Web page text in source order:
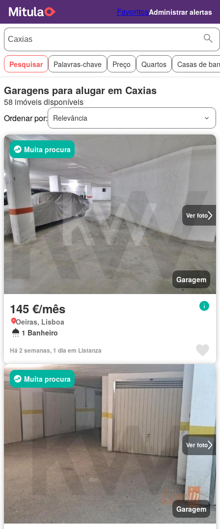
FavoritosAdministrar alertas
Pesquisar Palavras-chave Preço Quartos Casas de
Garagens para alugar em Caxias
58 imóveis disponíveis
Ordenar por:
Relevância
Ver foto
Muita procura
Garagem
145 €/mês
Oeiras, Lisboa
1 Banheiro
Há 2 semanas, 1 dia em Listanza
Ver foto
Muita procura
Garagem